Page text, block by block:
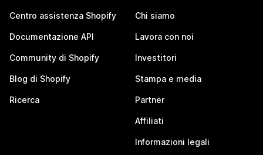
Centro assistenza Shopify
Documentazione API
Community di Shopify
Blog di Shopify
Ricerca
Chi siamo
Lavora con noi
Investitori
Stampa e media
Partner
Affiliati
Informazioni legali